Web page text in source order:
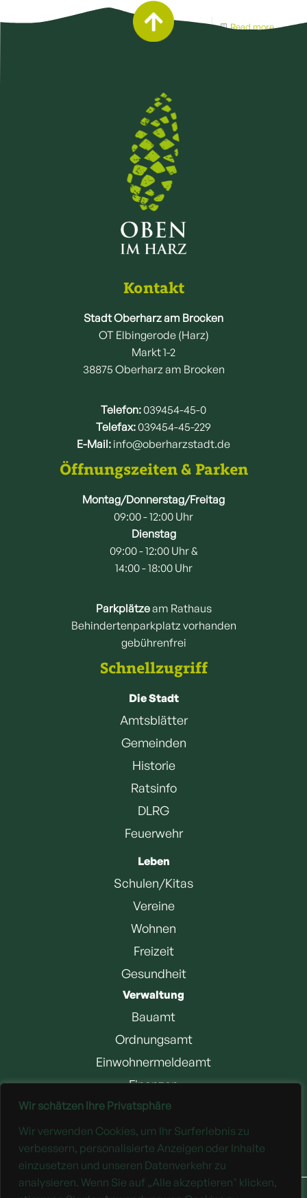
Wir schätzen Ihre Privatsphäre
Wir verwenden Cookies, um Ihr Surferlebnis zu
verbessern, personalisierte Anzeigen oder Inhalte
einzusetzen und unseren Datenverkehr zu
analysieren. Wenn Sie auf „Alle akzeptieren" klicken,
Read more
Kontakt
Stadt Oberharz am Brocken
OT Elbingerode (Harz)
Markt 1-2
38875 Oberharz am Brocken
Telefon:039454-45-0
Telefax:039454-45-229
E-Mail: info@oberharzstadt.de
Öffnungszeiten & Parken
Montag/Donnerstag/Freitag
09:00 - 12:00 Uhr
Dienstag
09:00 - 12:00 Uhr &
14:00 - 18:00 Uhr
Parkplätzeam Rathaus
Behindertenparkplatz vorhanden
gebührenfrei
Schnellzugriff
Die Stadt
Amtsblätter
Gemeinden
Historie
Ratsinfo
DLRG
Feuerwehr
Leben
Schulen/Kitas
Vereine
Wohnen
Freizeit
Gesundheit
Verwaltung
Bauamt
Ordnungsamt
Einwohnermeldeamt
Finanzen
Jobangebote
Downloads